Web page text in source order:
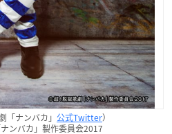
「ナンバカ」 公式Twitter）
ンバカ」製作委員会2017